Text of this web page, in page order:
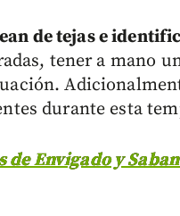
de tejas e
tener a mano
durante esta
Envigado y